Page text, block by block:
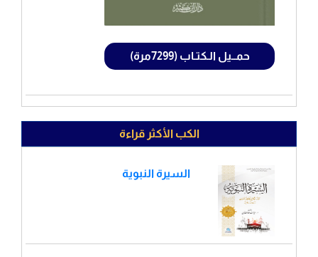
حمــيل الـكتـاب (7299مرة)
الكب الأكثر قراءة
السيرة النبوية